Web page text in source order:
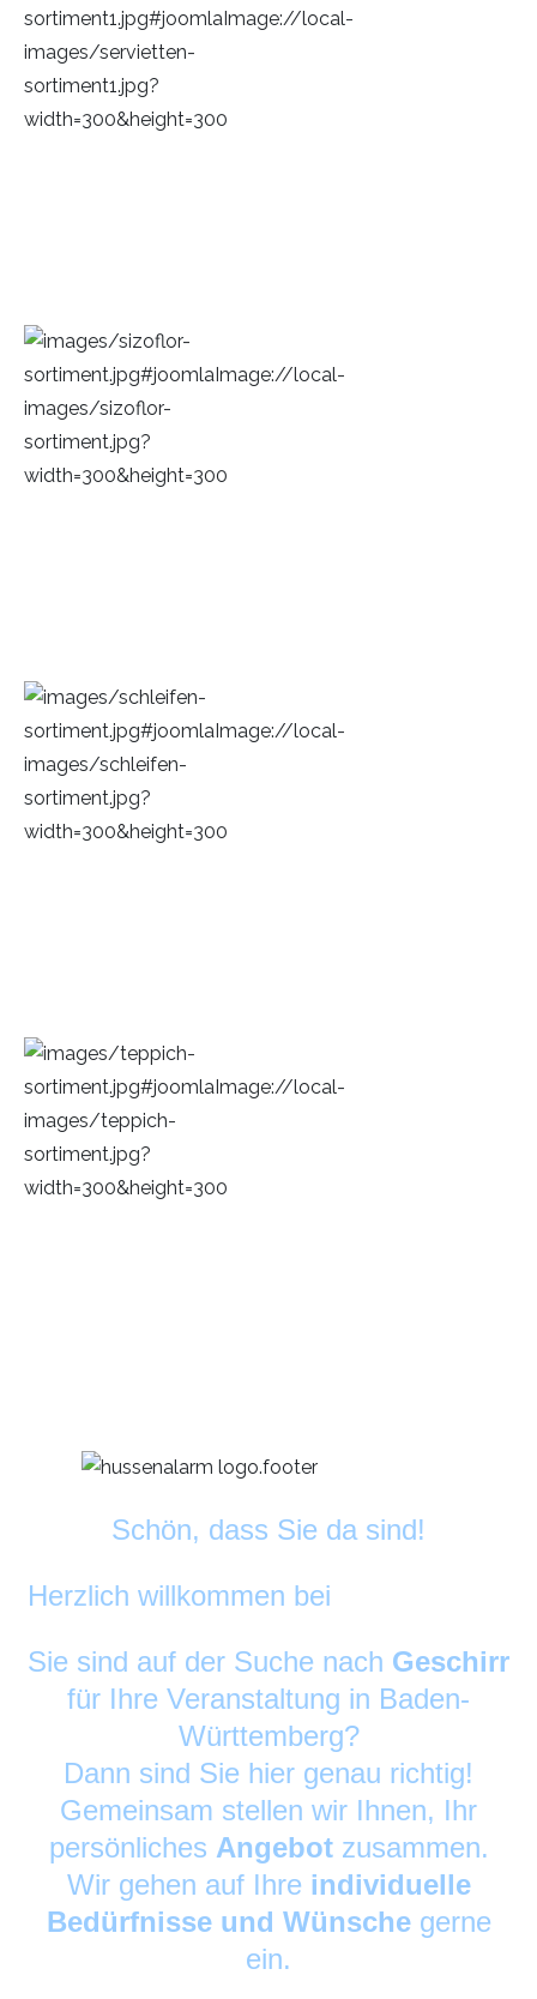
Schön, dass Sie da sind!
Herzlich willkommen bei
Sie sind auf der Suche nach Geschirr
für Ihre Veranstaltung in Baden-
Württemberg?
Dann sind Sie hier genau richtig!
Gemeinsam stellen wir Ihnen, Ihr
persönliches Angebot zusammen.
Wir gehen auf Ihre individuelle
Bedürfnisse und Wünschegerne
ein.